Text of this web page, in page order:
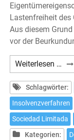
Lastenfreiheit des
Aus diesem
vor der
Weiterlesen …
von
Schlagwörter:
Insolvenzverfahren
Sociedad Limitada
Kategorien: